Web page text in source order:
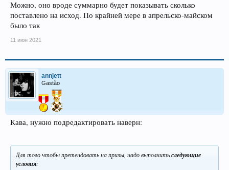
Можно, оно вроде суммарно будет показывать сколько
поставлено на исход. По крайней мере в апрельско-майском
было так
11 июн 2021
annjett
Gastão
Кава, нужно подредактировать наверн:
Для того чтобы претендовать на призы, надо выполнитьследующие
условия: